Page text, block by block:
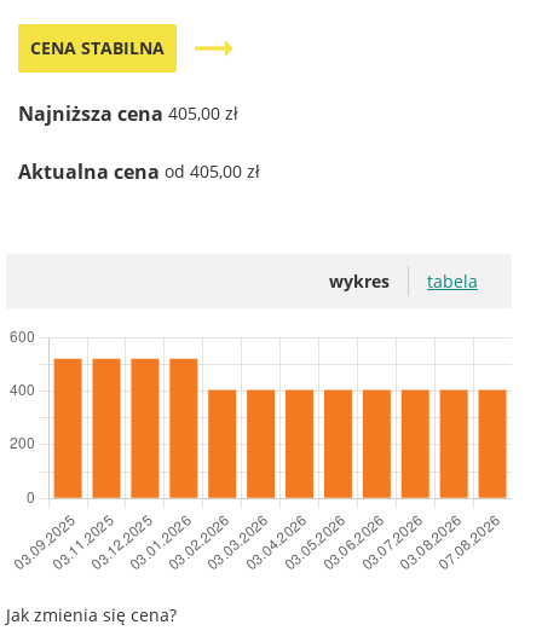
CENA STABILNA trending_flat
Najniższa cena 405,00 zł
Aktualna cena od 405,00 zł
wykres tabela
Jak zmienia się cena?